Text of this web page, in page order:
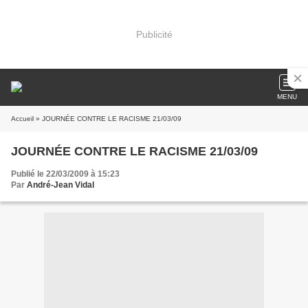
Publicité
MENU
Accueil » JOURNÉE CONTRE LE RACISME 21/03/09
JOURNÉE CONTRE LE RACISME 21/03/09
Publié le 22/03/2009 à 15:23
Par André-Jean Vidal